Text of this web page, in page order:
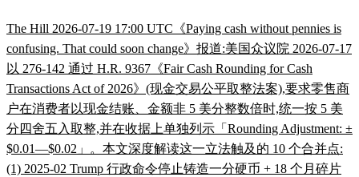
The Hill 2026-07-19 17:00 UTC《Paying cash without pennies is
confusing. That could soon change》报道:美国众议院 2026-07-17
以 276-142 通过 H.R. 9367《Fair Cash Rounding for Cash
Transactions Act of 2026》(现金交易公平取整法案),要求零售商
户在消费者以现金结账、金额非 5 美分整数倍时,统一按 5 美
分四舍五入取整,并在收据上单独列示「Rounding Adjustment: ±
$0.01—$0.02」。本文深度解读这一立法触及的 10 个合并点:
(1) 2025-02 Trump 行政命令停止铸造一分硬币 + 18 个月碎片